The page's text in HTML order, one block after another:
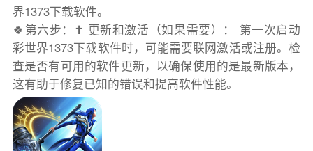
界1373下载软件。
🍀第六步：✝️ 更新和激活（如果需要）： 第一次启动
彩世界1373下载软件时，可能需要联网激活或注册。检
查是否有可用的软件更新，以确保使用的是最新版本，
这有助于修复已知的错误和提高软件性能。